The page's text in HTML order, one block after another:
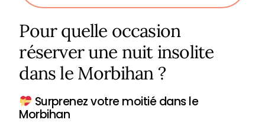
Pour quelle occasion
réserver une nuit insolite
dans le Morbihan ?
Surprenez votre moitié dans le
Morbihan